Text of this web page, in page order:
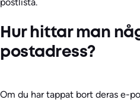
Hur hittar man
postadress?
Om du har tappat bort deras e-